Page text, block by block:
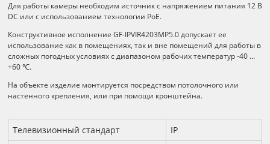
Для работы камеры необходим источник с напряжением питания 12 B
DC или с использованием технологии РоЕ.
Конструктивное исполнение GF-IPVIR4203MP5.0 допускает ее
использование как в помещениях, так и вне помещений для работы в
сложных погодных условиях с диапазоном рабочих температур -40 ...
+60 ℃.
На объекте изделие монтируется посредством потолочного или
настенного крепления, или при помощи кронштейна.
Технические характеристики
Телевизионный стандарт
IP